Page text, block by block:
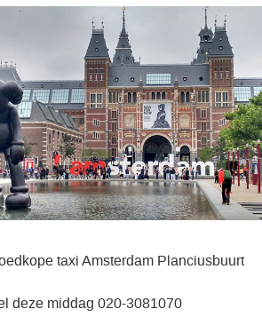
taxi Amsterdam Planciusbuurt
deze middag 020-3081070